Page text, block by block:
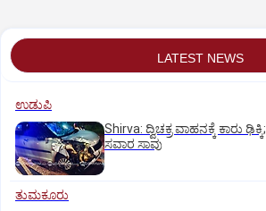
LATEST NEWS
ಉಡುಪಿ
Shirva: ದ್ವಿಚಕ್ರ ವಾಹನಕ್ಕೆ ಕಾರು ಢಿಕ್ಕಿ;
ಸವಾರ ಸಾವು
ತುಮಕೂರು